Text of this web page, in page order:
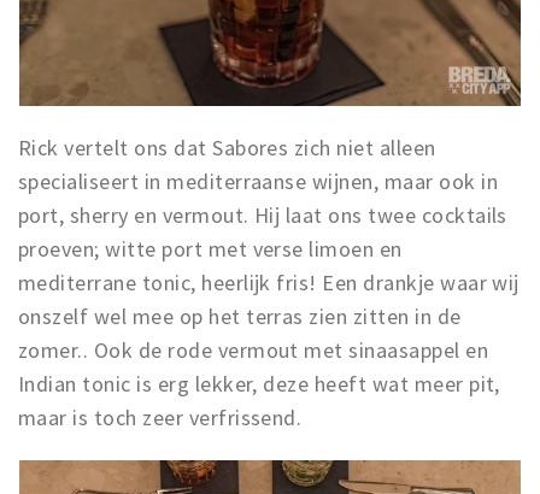
Rick vertelt ons dat Sabores zich niet alleen
specialiseert in mediterraanse wijnen, maar ook in
port, sherry en vermout. Hij laat ons twee cocktails
proeven; witte port met verse limoen en
mediterrane tonic, heerlijk fris! Een drankje waar wij
onszelf wel mee op het terras zien zitten in de
zomer.. Ook de rode vermout met sinaasappel en
Indian tonic is erg lekker, deze heeft wat meer pit,
maar is toch zeer verfrissend.